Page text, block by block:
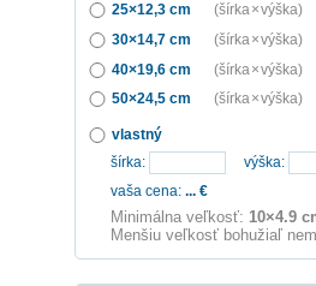
25×12,3 cm
(šírka × výška)
30×14,7 cm
(šírka × výška)
40×19,6 cm
(šírka × výška)
50×24,5 cm
(šírka × výška)
vlastný
šírka:
výška:
vaša cena: ... €
Minimálna veľkosť: 10×4.9
Menšiu veľkosť bohužiaľ